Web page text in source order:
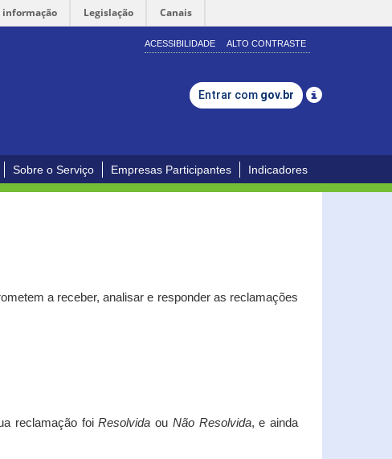
informação Legislação Canais
ACESSIBILIDADE ALTO CONTRASTE
Entrar com gov.br
Sobre o Serviço Empresas Participantes Indicadores
a receber, analisar e responder as reclamações
reclamação foiResolvida ou Não Resolvida, e ainda